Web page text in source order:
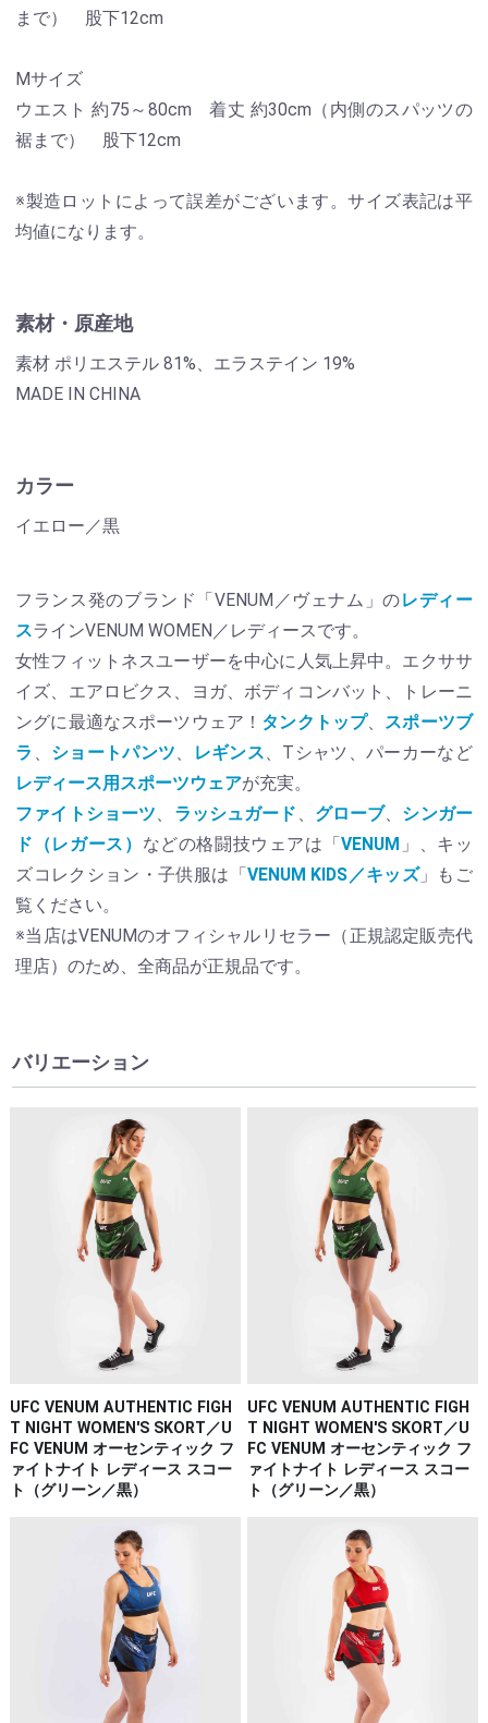
まで） 股下12cm
Mサイズ
ウエスト 約75～80cm 着丈 約30cm（内側のスパッツの
裾まで） 股下12cm
※製造ロットによって誤差がございます。サイズ表記は平
均値になります。
素材・原産地
素材 ポリエステル 81%、エラステイン 19%
MADE IN CHINA
カラー
イエロー／黒
フランス発のブランド「VENUM／ヴェナム」のレディー
スラインVENUM WOMEN／レディースです。
女性フィットネスユーザーを中心に人気上昇中。エクササ
イズ、エアロビクス、ヨガ、ボディコンバット、トレーニ
ングに最適なスポーツウェア！ タンクトップ、 スポーツブ
ラ
ショートパンツ レギンス 、Tシャツ、パーカーなど
レディース用スポーツウェアが充実。
ファイトショーツ
ラッシュガード グローブ、 シンガー
ド（レガース） などの格闘技ウェアは「VENUM 」、キッ
ズコレクション・子供服は「VENUM KIDS／キッズ」もご
覧ください。
※当店はVENUMのオフィシャルリセラー（正規認定販売代
理店）のため、全商品が正規品です。
バリエーション
UFC VENUM AUTHENTIC FIGH
T NIGHT WOMEN'S SKORT／U
FC VENUM オーセンティック フ
ァイトナイト レディース スコー
ト（グリーン／黒）
UFC VENUM AUTHENTIC FIGH
T NIGHT WOMEN'S SKORT／U
FC VENUM オーセンティック フ
ァイトナイト レディース スコー
ト（グリーン／黒）